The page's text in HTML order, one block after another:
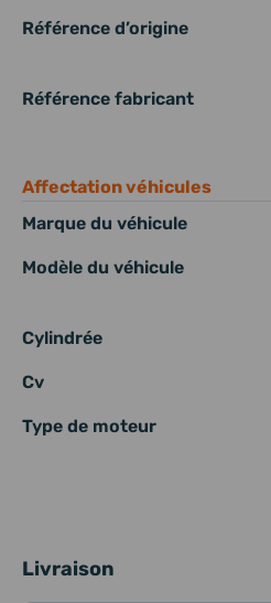
Référence d’origine
Référence fabricant
Affectation véhicules
Marque du véhicule
Modèle du véhicule
Cylindrée
Cv
Type de moteur
Livraison